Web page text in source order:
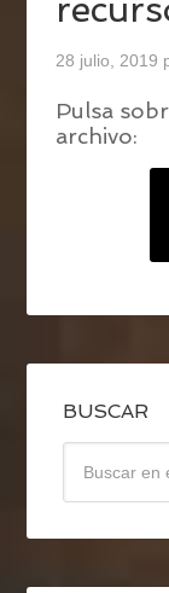
28 julio, 2019
Pulsa
archivo:
BUSCAR